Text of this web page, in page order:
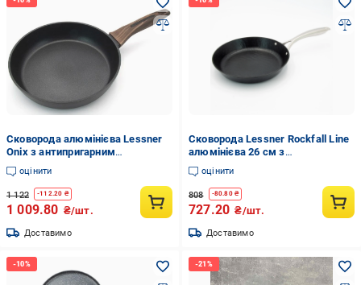
Сковорода алюмінієва Lessner
Onix з антипригарним
покриттям Xylan Plus 28 см
(88386-28)
оцінити
1 122 -112.20 ₴
1 009.80 ₴/шт.
Доставимо
Сковорода Lessner Rockfall Line
алюмінієва 26 см з
антипригарним покриттям
(88387-26)
оцінити
808 -80.80₴
727.20 ₴/шт.
Доставимо